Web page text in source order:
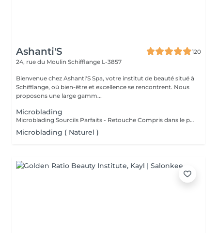
Ashanti'S
120
24, rue du Moulin Schifflange L-3857
Bienvenue chez Ashanti'S Spa, votre institut de beauté situé à
Schifflange, où bien-être et excellence se rencontrent. Nous
proposons une large gamm...
Microblading
Microblading Sourcils Parfaits - Retouche Compris dans le prix. Un sourcil dessiné avec précision poil à poil, pour un résultat ultra-naturel qui sublime votre regard. Chaque prestation est personnalisée selon la forme de votre visage, votre style et vos envies, pour un effet harmonieux et élégant. Bienfaits : Sourcils pleins et parfaitement dessinés Résultat naturel, comme vos vrais poils Gain de temps au quotidien : fini le maquillage des sourcils Retouche possible pour un effet durable Résultat : un regard sublimé, structuré et naturel, qui attire tous les regards Sur rendez-vous !
Microblading ( Naturel )